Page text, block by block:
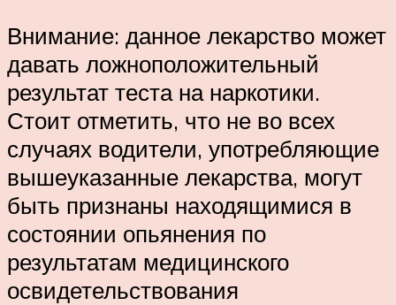
Внимание: данное лекарство может
давать ложноположительный
результат теста на наркотики.
Стоит отметить, что не во всех
случаях водители, употребляющие
вышеуказанные лекарства, могут
быть признаны находящимися в
состоянии опьянения по
результатам медицинского
освидетельствования